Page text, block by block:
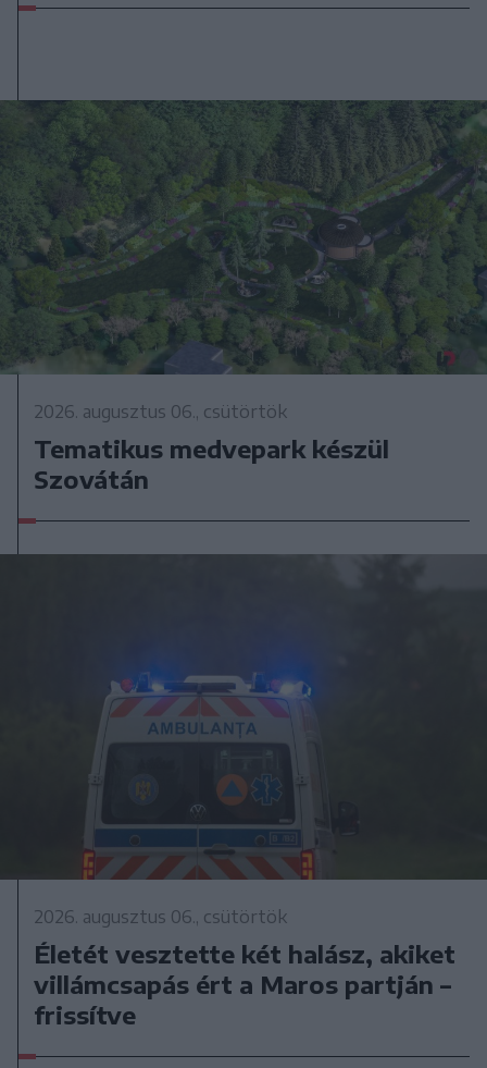
2026. augusztus 06., csütörtök
Tematikus medvepark készül
Szovátán
2026. augusztus 06., csütörtök
Életét vesztette két halász, akiket
villámcsapás ért a Maros partján –
frissítve